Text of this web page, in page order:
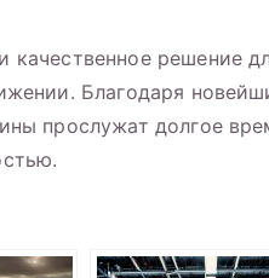
решение
Благодаря
прослужат долгое